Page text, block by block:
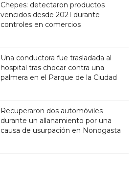
Chepes: detectaron productos
vencidos desde 2021 durante
controles en comercios
Una conductora fue trasladada al
hospital tras chocar contra una
palmera en el Parque de la Ciudad
Recuperaron dos automóviles
durante un allanamiento por una
causa de usurpación en Nonogasta